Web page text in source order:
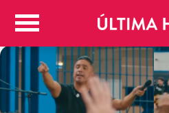
Colombia
Judicial
Deportes